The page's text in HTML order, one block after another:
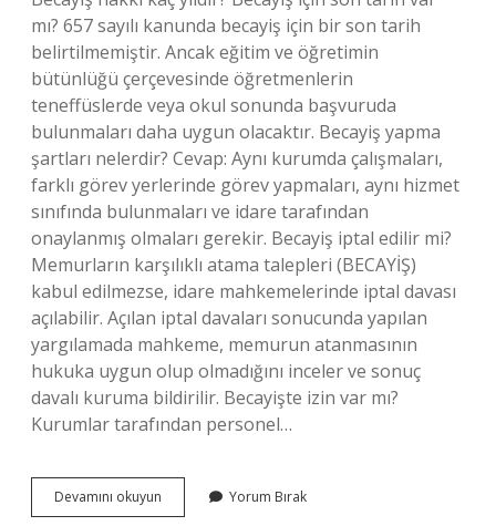
mı? 657 sayılı kanunda becayiş için bir son tarih
belirtilmemiştir. Ancak eğitim ve öğretimin
bütünlüğü çerçevesinde öğretmenlerin
teneffüslerde veya okul sonunda başvuruda
bulunmaları daha uygun olacaktır. Becayiş yapma
şartları nelerdir? Cevap: Aynı kurumda çalışmaları,
farklı görev yerlerinde görev yapmaları, aynı hizmet
sınıfında bulunmaları ve idare tarafından
onaylanmış olmaları gerekir. Becayiş iptal edilir mi?
Memurların karşılıklı atama talepleri (BECAYİŞ)
kabul edilmezse, idare mahkemelerinde iptal davası
açılabilir. Açılan iptal davaları sonucunda yapılan
yargılamada mahkeme, memurun atanmasının
hukuka uygun olup olmadığını inceler ve sonuç
davalı kuruma bildirilir. Becayişte izin var mı?
Kurumlar tarafından personel…
Devamını okuyun
Memur
Yorum Bırak